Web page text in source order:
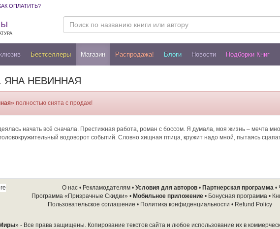
ОПЛАТИТЬ?
Бестселлеры Магазин Распродажа! Блоги Новости Подборки Книг
ЯНА НЕВИННАЯ
полностью снята с продаж!
начать всё сначала. Престижная работа, роман с боссом. Я думала, моя жизнь – мечта
водоворот событий. Словно хищная птица, кружит надо мной, пытаясь
О нас • Рекламодателям • Условия для авторов • Партнерская программа •
Программа «Призрачные Скидки» • Мобильное приложение • Бонусная программа •
Пользовательское соглашение • Политика конфиденциальности • Refund Policy
» - Все права защищены. Копирование текстов сайта и любое использование их в